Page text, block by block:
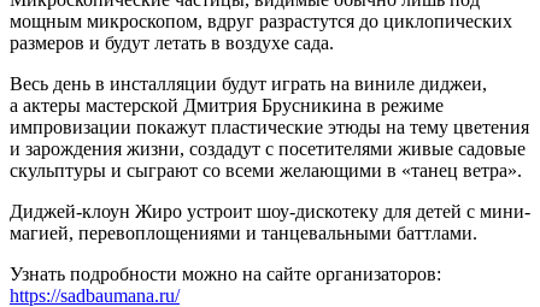
мощным микроскопом, вдруг разрастутся до циклопических
размеров и будут летать в воздухе сада.
Весь день в инсталляции будут играть на виниле диджеи,
а актеры мастерской Дмитрия Брусникина в режиме
импровизации покажут пластические этюды на тему цветения
и зарождения жизни, создадут с посетителями живые садовые
скульптуры и сыграют со всеми желающими в «танец ветра».
Диджей-клоун Жиро устроит шоу-дискотеку для детей с мини-
магией, перевоплощениями и танцевальными баттлами.
Узнать подробности можно на сайте организаторов:
https://sadbaumana.ru/